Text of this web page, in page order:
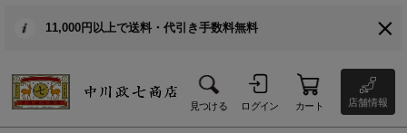
11,000円以上で送料・代引き手数料無料
見つける ログイン カート 店舗情報